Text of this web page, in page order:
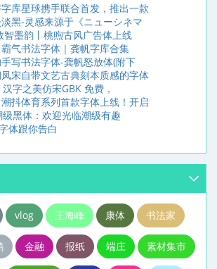
库星球携手联合首发，推出一款
黑-灵感来源于《ニューシネマ
智墨韵丨桃煦古风广告体上线
气书法字体｜龚帆字库合集
写书法字体-龚帆怒放体(附下
宋自带文艺古典刻本质感的字体
字之美仿宋GBK 免费，
抖体育系列首款字体上线！开启
级黑体：欢迎光临潮级有趣
体跟你告白
vlog 王海峰 康体 书法家
金融 报纸 端庄 素材集市